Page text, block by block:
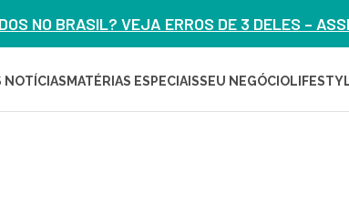
NO BRASIL? VEJA ERROS DE 3 DELES –
NOTÍCIAS MATÉRIAS ESPECIAISSEU NEGÓCIO